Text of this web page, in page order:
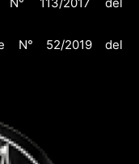
N° 52/2019 del